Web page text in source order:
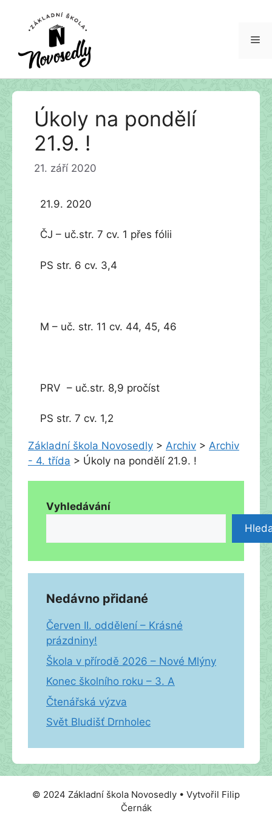
Přeskočit
Úkoly na pondělí
21.9. !
21. září 2020
21.9. 2020
ČJ – uč.str. 7 cv. 1 přes fólii
PS str. 6 cv. 3,4
M – uč. str. 11 cv. 44, 45, 46
PRV – uč.str. 8,9 pročíst
PS str. 7 cv. 1,2
Základní škola Novosedly > Archiv > Archiv
- 4. třída > Úkoly na pondělí 21.9. !
Vyhledávání
Nedávno přidané
Červen II. oddělení – Krásné
prázdniny!
Škola v přírodě 2026 – Nové Mlýny
Konec školního roku – 3. A
Čtenářská výzva
Svět Bludišť Drnholec
© 2024 Základní škola Novosedly • Vytvořil Filip
Černák